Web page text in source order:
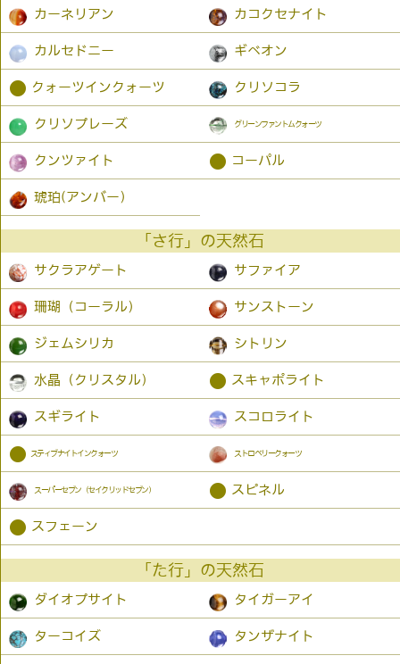
カーネリアン カコクセナイト
カルセドニー ギベオン
● クォーツインクォーツ クリソコラ
クリソプレーズ グリーンファントムクォーツ
クンツァイト ● コーパル
琥珀(アンバー）
「さ行」の天然石
サクラアゲート サファイア
珊瑚（コーラル） サンストーン
ジェムシリカ シトリン
水晶（クリスタル） ● スキャポライト
スギライト スコロライト
● スティブナイトインクォーツ ストロベリークォーツ
スーパーセブン（セイクリッドセブン） ● スピネル
● スフェーン
「た行」の天然石
ダイオプサイト タイガーアイ
ターコイズ タンザナイト